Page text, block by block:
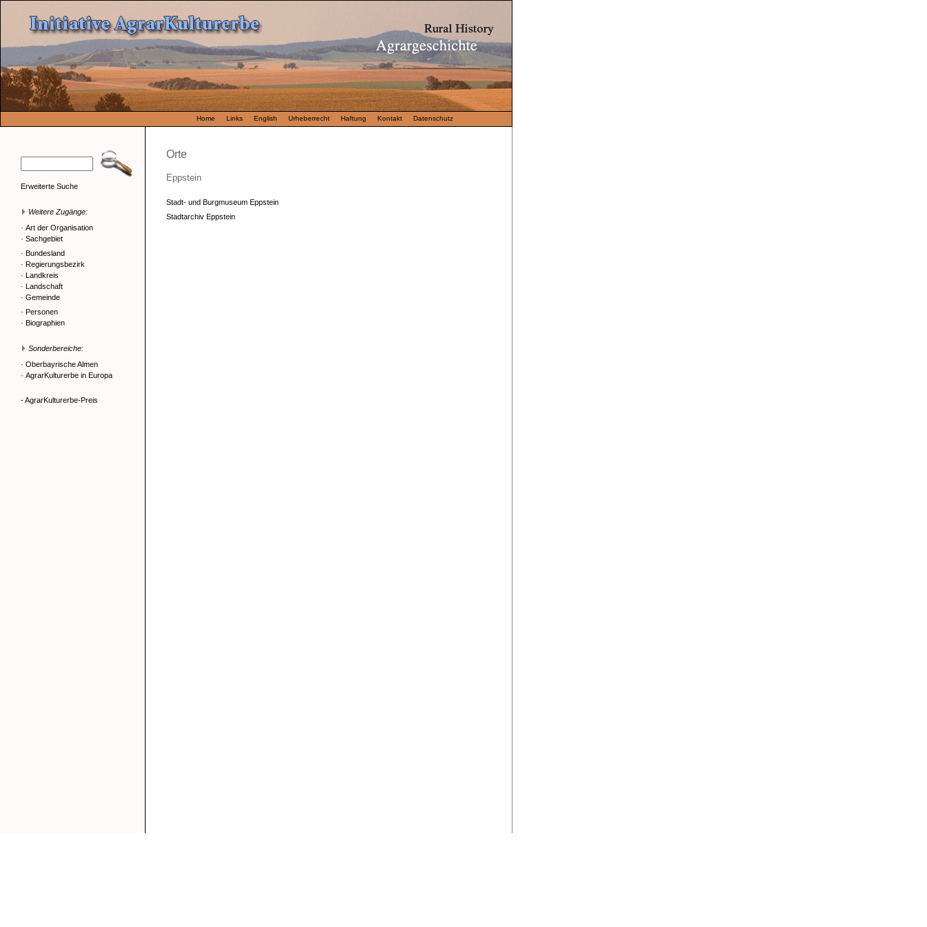
Home Links English Urheberrecht Haftung Kontakt Datenschutz
Erweiterte Suche
Weitere Zugänge:
· Art der Organisation
· Sachgebiet
· Bundesland
· Regierungsbezirk
· Landkreis
· Landschaft
· Gemeinde
· Personen
· Biographien
Sonderbereiche:
· Oberbayrische Almen
· AgrarKulturerbe in Europa
- AgrarKulturerbe-Preis
Orte
Eppstein
Stadt- und Burgmuseum Eppstein
Stadtarchiv Eppstein